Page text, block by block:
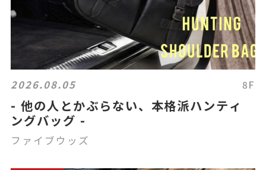
2026.08.05 8F
- 他の人とかぶらない、本格派ハンティ
ングバッグ -
ファイブウッズ